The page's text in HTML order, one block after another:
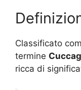
Classificato
termine
ricca di